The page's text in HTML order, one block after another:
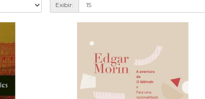
Exibir: